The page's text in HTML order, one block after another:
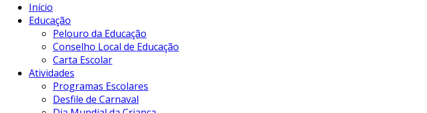
Início
Educação
Pelouro da Educação
Conselho Local de Educação
Carta Escolar
Atividades
Programas Escolares
Desfile de Carnaval